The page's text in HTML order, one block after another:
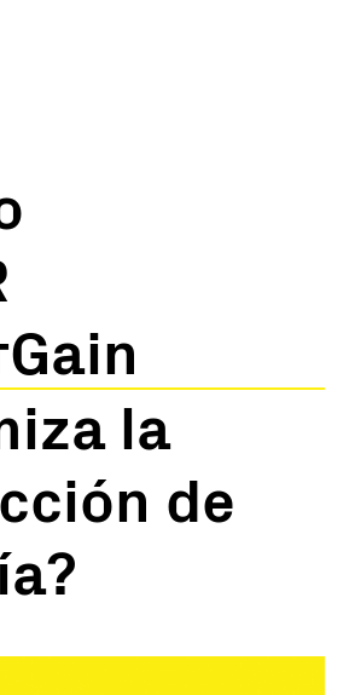
la
de